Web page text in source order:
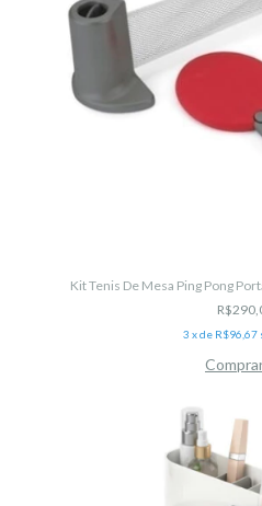
Kit Tenis De Mesa Ping Pong
3 x de R$96,67